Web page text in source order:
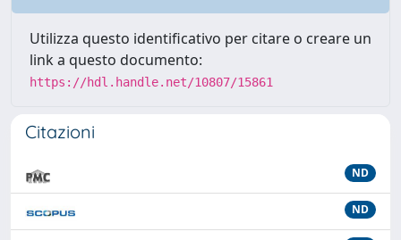
Utilizza questo identificativo per citare o creare un
link a questo documento:
https://hdl.handle.net/10807/15861
Citazioni
ND
ND